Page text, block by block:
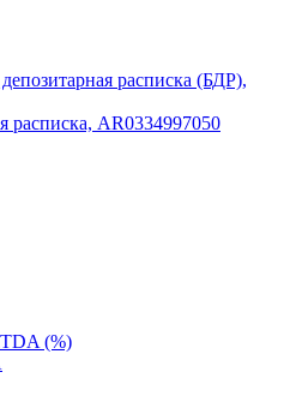
расписка (БДР),
расписка, AR0334997050
(%)